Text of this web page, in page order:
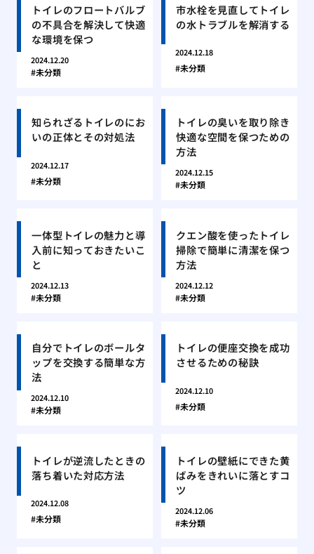
トイレのフロートバルブ
の不具合を解決して快適
な環境を保つ
2024.12.20
未分類
市水栓を見直してトイレ
の水トラブルを解消する
2024.12.18
未分類
知られざるトイレのにお
いの正体とその対処法
2024.12.17
未分類
トイレの臭いを取り除き
快適な空間を保つための
方法
2024.12.15
未分類
一体型トイレの魅力と導
入前に知っておきたいこ
と
2024.12.13
未分類
クエン酸を使ったトイレ
掃除で簡単に清潔を保つ
方法
2024.12.12
未分類
自分でトイレのボールタ
ップを交換する簡単な方
法
2024.12.10
未分類
トイレの便座交換を成功
させるための秘訣
2024.12.10
未分類
トイレが逆流したときの
落ち着いた対応方法
2024.12.08
未分類
トイレの壁紙にできた黄
ばみをきれいに落とすコ
ツ
2024.12.06
未分類